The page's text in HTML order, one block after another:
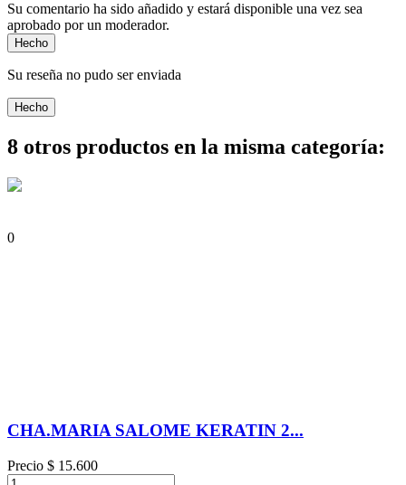
Su comentario ha sido añadido y estará disponible una vez sea
aprobado por un moderador.
Hecho
Su reseña no pudo ser enviada
Hecho
8 otros productos en la misma categoría:
0
CHA.MARIA SALOME KERATIN 2...
Precio $ 15.600